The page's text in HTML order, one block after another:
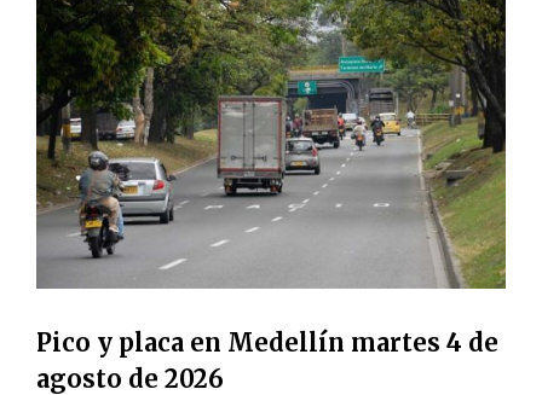
Pico y placa en Medellín martes 4 de
agosto de 2026